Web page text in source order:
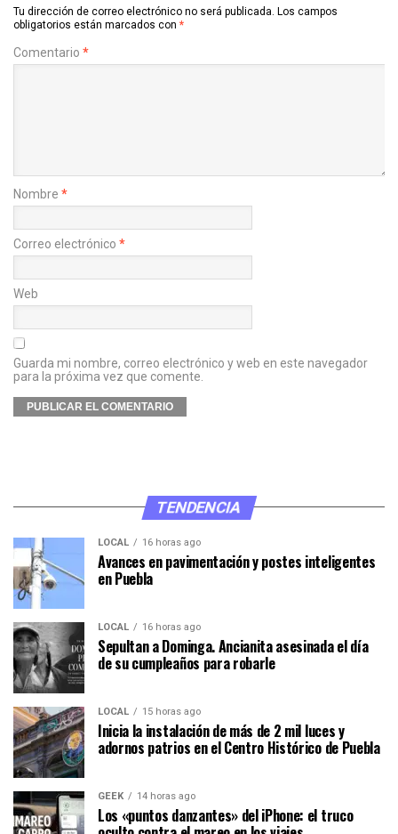
Tu dirección de correo electrónico no será publicada. Los campos
obligatorios están marcados con *
Comentario *
Nombre *
Correo electrónico *
Web
Guarda mi nombre, correo electrónico y web en este navegador
para la próxima vez que comente.
TENDENCIA
LOCAL 16 horas ago
Avances en pavimentación y postes inteligentes
en Puebla
LOCAL 16 horas ago
Sepultan a Dominga. Ancianita asesinada el día
de su cumpleaños para robarle
LOCAL 15 horas ago
Inicia la instalación de más de 2 mil luces y
adornos patrios en el Centro Histórico de Puebla
GEEK 14 horas ago
Los «puntos danzantes» del iPhone: el truco